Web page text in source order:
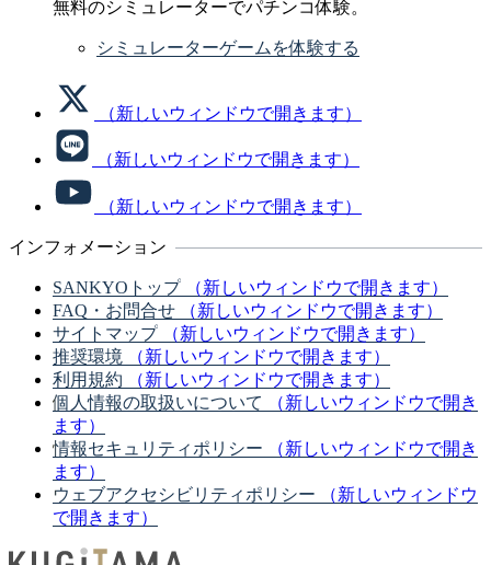
無料のシミュレーターでパチンコ体験。
シミュレーターゲームを体験する
（新しいウィンドウで開きます）
（新しいウィンドウで開きます）
（新しいウィンドウで開きます）
インフォメーション
SANKYOトップ
（新しいウィンドウで開きます）
FAQ・お問合せ
（新しいウィンドウで開きます）
サイトマップ
（新しいウィンドウで開きます）
推奨環境
（新しいウィンドウで開きます）
利用規約
（新しいウィンドウで開きます）
個人情報の取扱いについて
（新しいウィンドウで開き
ます）
情報セキュリティポリシー
（新しいウィンドウで開き
ます）
ウェブアクセシビリティポリシー
（新しいウィンドウ
で開きます）